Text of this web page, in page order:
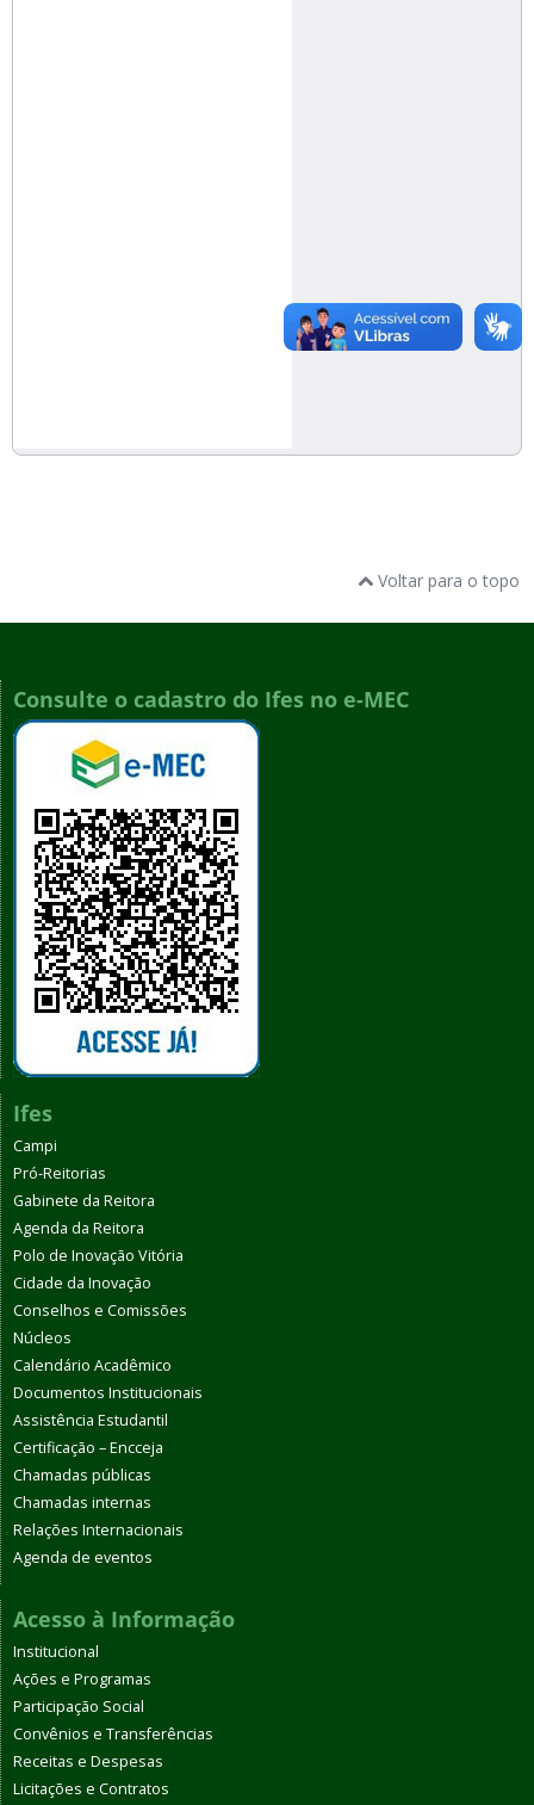
Voltar para o topo
Consulte o cadastro do Ifes no e-MEC
Ifes
Campi
Pró-Reitorias
Gabinete da Reitora
Agenda da Reitora
Polo de Inovação Vitória
Cidade da Inovação
Conselhos e Comissões
Núcleos
Calendário Acadêmico
Documentos Institucionais
Assistência Estudantil
Certificação – Encceja
Chamadas públicas
Chamadas internas
Relações Internacionais
Agenda de eventos
Acesso à Informação
Institucional
Ações e Programas
Participação Social
Convênios e Transferências
Receitas e Despesas
Licitações e Contratos